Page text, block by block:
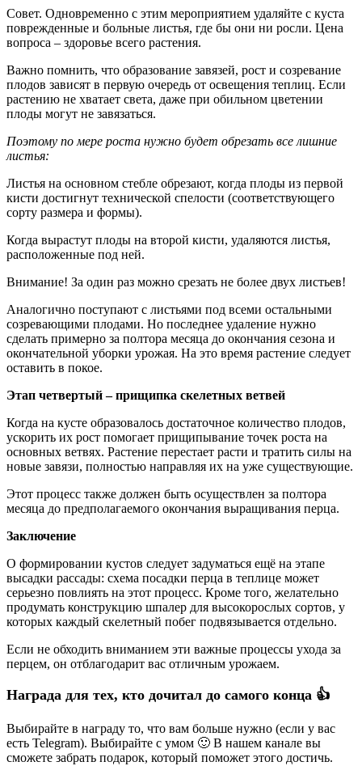
Совет. Одновременно с этим мероприятием удаляйте с куста
поврежденные и больные листья, где бы они ни росли. Цена
вопроса – здоровье всего растения.
Важно помнить, что образование завязей, рост и созревание
плодов зависят в первую очередь от освещения теплиц. Если
растению не хватает света, даже при обильном цветении
плоды могут не завязаться.
Поэтому по мере роста нужно будет обрезать все лишние
листья:
Листья на основном стебле обрезают, когда плоды из первой
кисти достигнут технической спелости (соответствующего
сорту размера и формы).
Когда вырастут плоды на второй кисти, удаляются листья,
расположенные под ней.
Внимание! За один раз можно срезать не более двух листьев!
Аналогично поступают с листьями под всеми остальными
созревающими плодами. Но последнее удаление нужно
сделать примерно за полтора месяца до окончания сезона и
окончательной уборки урожая. На это время растение следует
оставить в покое.
Этап четвертый – прищипка скелетных ветвей
Когда на кусте образовалось достаточное количество плодов,
ускорить их рост помогает прищипывание точек роста на
основных ветвях. Растение перестает расти и тратить силы на
новые завязи, полностью направляя их на уже существующие.
Этот процесс также должен быть осуществлен за полтора
месяца до предполагаемого окончания выращивания перца.
Заключение
О формировании кустов следует задуматься ещё на этапе
высадки рассады: схема посадки перца в теплице может
серьезно повлиять на этот процесс. Кроме того, желательно
продумать конструкцию шпалер для высокорослых сортов, у
которых каждый скелетный побег подвязывается отдельно.
Если не обходить вниманием эти важные процессы ухода за
перцем, он отблагодарит вас отличным урожаем.
Награда для тех, кто дочитал до самого конца 👍
Выбирайте в награду то, что вам больше нужно (если у вас
есть Telegram). Выбирайте с умом 🙂 В нашем канале вы
сможете забрать подарок, который поможет этого достичь.